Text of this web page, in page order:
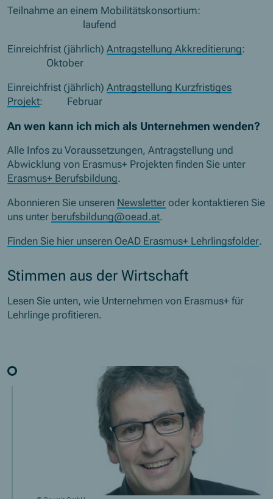
Teilnahme an einem Mobilitätskonsortium:
laufend
Einreichfrist (jährlich)Antragstellung Akkreditierung:
Oktober
Einreichfrist (jährlich)Antragstellung Kurzfristiges
Projekt: Februar
An wen kann ich mich als Unternehmen wenden?
Alle Infos zu Voraussetzungen, Antragstellung und
Abwicklung von Erasmus+ Projekten finden Sie unter
Erasmus+ Berufsbildung.
Abonnieren Sie unseren Newsletter oder kontaktieren Sie
uns unter berufsbildung@oead.at.
Finden Sie hier unseren OeAD Erasmus+ Lehrlingsfolder.
Stimmen aus der Wirtschaft
Lesen Sie unten, wie Unternehmen von Erasmus+ für
Lehrlinge profitieren.